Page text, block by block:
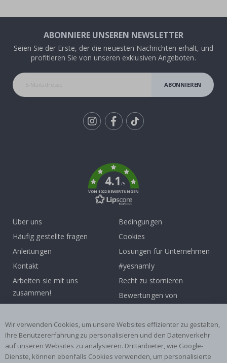
ABONNIERE UNSEREN NEWSLETTER
Seien Sie der Erste, der die neuesten Nachrichten erhält, und
profitieren Sie von unseren exklusiven Angeboten.
ABONNIEREN
4.1/5
VON 1022 BEWERTUNGEN
Über uns
Häufig gestellte fragen
Anleitungen
Kontakt
Arbeiten sie mit uns
zusammen!
Inspiration
Bedingungen
Cookies
Lösungen für Unternehmen
#yesnamly
Recht zu stornieren
Bewertungen von
zufriedenen kunden
Beliebte Kategorien
Namensaufkleber
Wandtattoos
Wir verwenden Cookies, um unsere Websites effizienter zu gestalten,
Ihre Benutzererfahrung zu personalisieren und den Datenverkehr
auf unseren Websites zu analysieren. Drittanbieter, wie Google-
Dienste, können ebenfalls Cookies verwenden, um personalisierte